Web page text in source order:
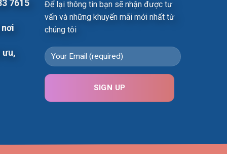
7615
ưu,
Để lại thông tin bạn sẽ nhận được tư
vấn và những khuyến mãi mới nhất từ
chúng tôi